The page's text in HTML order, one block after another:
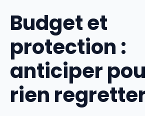
Budget et
protection :
anticiper
rien